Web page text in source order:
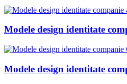
Modele design identitate
Modele design identitate